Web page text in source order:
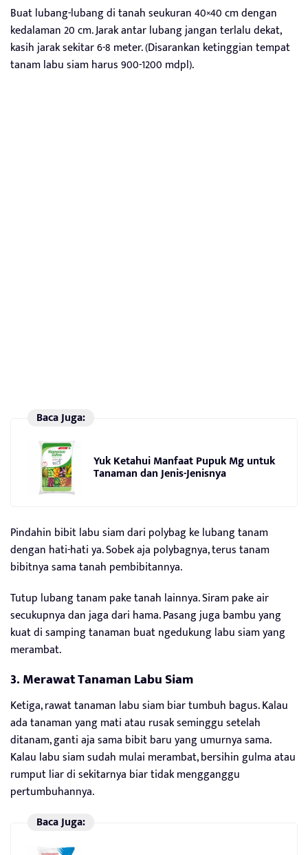
Buat lubang-lubang di tanah seukuran 40×40 cm dengan
kedalaman 20 cm. Jarak antar lubang jangan terlalu dekat,
kasih jarak sekitar 6-8 meter. (Disarankan ketinggian tempat
tanam labu siam harus 900-1200 mdpl).
Baca Juga:
Yuk Ketahui Manfaat Pupuk Mg untuk
Tanaman dan Jenis-Jenisnya
Pindahin bibit labu siam dari polybag ke lubang tanam
dengan hati-hati ya. Sobek aja polybagnya, terus tanam
bibitnya sama tanah pembibitannya.
Tutup lubang tanam pake tanah lainnya. Siram pake air
secukupnya dan jaga dari hama. Pasang juga bambu yang
kuat di samping tanaman buat ngedukung labu siam yang
merambat.
3. Merawat Tanaman Labu Siam
Ketiga, rawat tanaman labu siam biar tumbuh bagus. Kalau
ada tanaman yang mati atau rusak seminggu setelah
ditanam, ganti aja sama bibit baru yang umurnya sama.
Kalau labu siam sudah mulai merambat, bersihin gulma atau
rumput liar di sekitarnya biar tidak mengganggu
pertumbuhannya.
Baca Juga: